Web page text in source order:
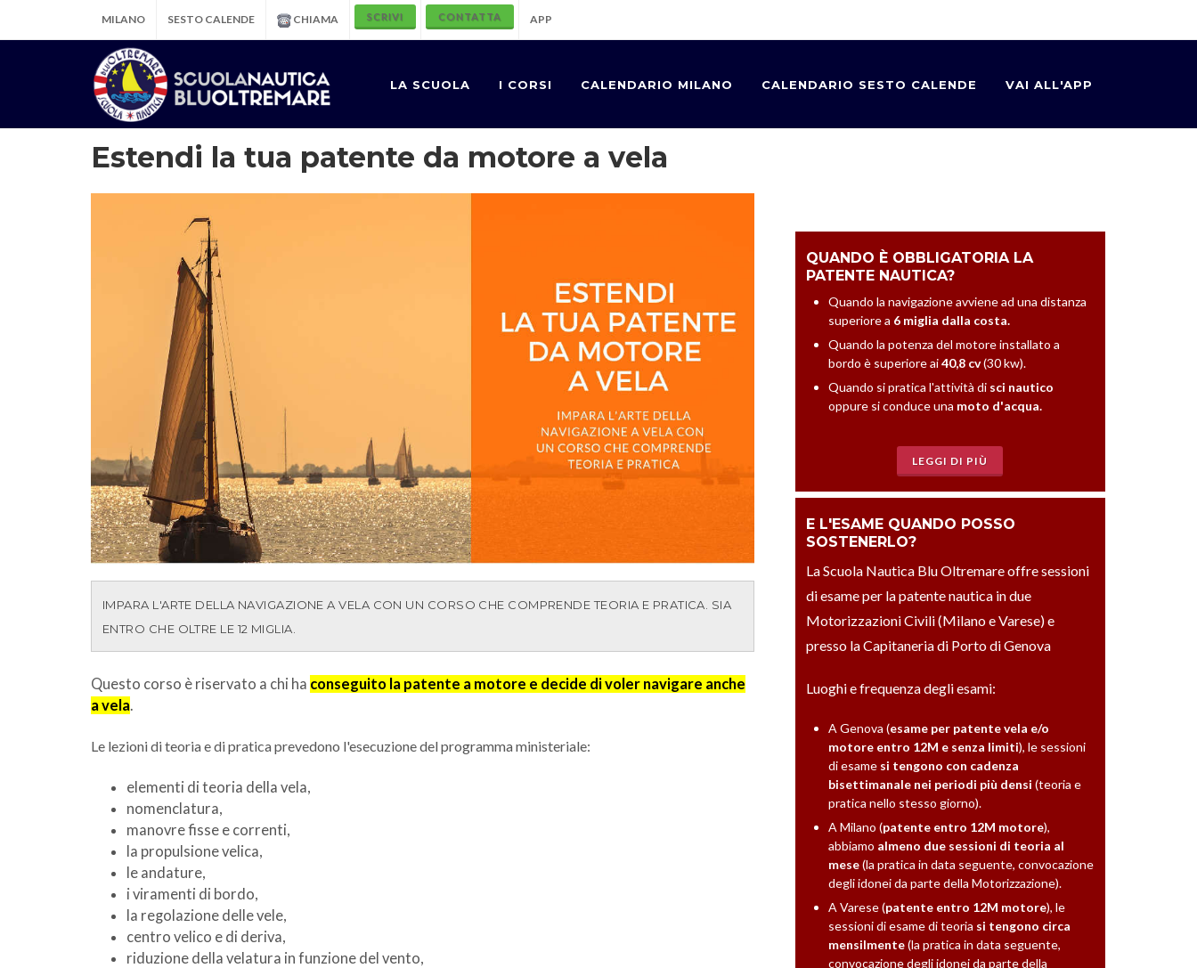
MILANO SESTO CALENDE CHIAMA SCRIVI CONTATTA APP
LA SCUOLA I CORSI CALENDARIO MILANO CALENDARIO SESTO CALENDE VAI ALL'APP
Estendi la tua patente da motore a vela
IMPARA L'ARTE DELLA NAVIGAZIONE A VELA CON UN CORSO CHE COMPRENDE TEORIA E PRATICA. SIA
ENTRO CHE OLTRE LE 12 MIGLIA.
Questo corso è riservato a chi ha conseguito la patente a motore e decide di voler navigare anche
a vela.
Le lezioni di teoria e di pratica prevedono l'esecuzione del programma ministeriale:
elementi di teoria della vela,
nomenclatura,
manovre fisse e correnti,
la propulsione velica,
le andature,
i viramenti di bordo,
la regolazione delle vele,
centro velico e di deriva,
riduzione della velatura in funzione del vento,
QUANDO È OBBLIGATORIA LA
PATENTE NAUTICA?
Quando la navigazione avviene ad una distanza
superiore a 6 miglia dalla costa.
Quando la potenza del motore installato a
bordo è superiore ai40,8 cv(30 kw).
Quando si pratica l'attività di sci nautico
oppure si conduce una moto d'acqua.
LEGGI DI PIÙ
E L'ESAME QUANDO POSSO
SOSTENERLO?
La Scuola Nautica Blu Oltremare offre sessioni
di esame per la patente nautica in due
Motorizzazioni Civili (Milano e Varese) e
presso la Capitaneria di Porto di Genova
Luoghi e frequenza degli esami:
A Genova (esame per patente vela e/o
motore entro 12M e senza limiti), le sessioni
di esame si tengono con cadenza
bisettimanale nei periodi più densi (teoria e
pratica nello stesso giorno).
A Milano (patente entro 12M motore),
abbiamo almeno due sessioni di teoria al
mese(la pratica in data seguente, convocazione
degli idonei da parte della Motorizzazione).
A Varese (patente entro 12M motore), le
sessioni di esame di teoria si tengono circa
mensilmente(la pratica in data seguente,
convocazione degli idonei da parte della